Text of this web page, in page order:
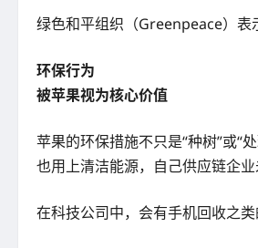
绿色和平组织（Greenpeace）表
环保行为
被苹果视为核心价值
苹果的环保措施不只是“种树”或“
也用上清洁能源，自己供应链企
在科技公司中，会有手机回收之